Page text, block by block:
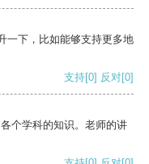
一下，比如能够支持更多地
支持[0] 反对[0]
个学科的知识。老师的讲